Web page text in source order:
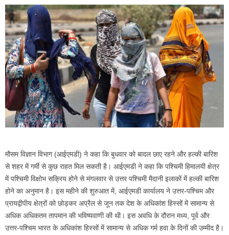
मौसम विज्ञान विभाग (आईएमडी) ने कहा कि बुधवार को बादल छाए रहने और हल्की बारिश
से शहर में गर्मी से कुछ राहत मिल सकती है। आईएमडी ने कहा कि पश्चिमी हिमालयी क्षेत्र
में पश्चिमी विक्षोभ सक्रिय होने से मंगलवार से उत्तर पश्चिमी मैदानी इलाकों में हल्की बारिश
होने का अनुमान है। इस महीने की शुरुआत में, आईएमडी कार्यालय ने उत्तर-पश्चिम और
प्रायद्वीपीय क्षेत्रों को छोड़कर अप्रैल से जून तक देश के अधिकांश हिस्सों में सामान्य से
अधिक अधिकतम तापमान की भविष्यवाणी की थी। इस अवधि के दौरान मध्य, पूर्व और
उत्तर-पश्चिम भारत के अधिकांश हिस्सों में सामान्य से अधिक गर्म हवा के दिनों की उम्मीद है।